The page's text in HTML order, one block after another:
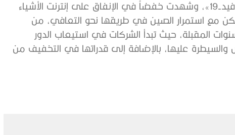
اضطرابات في سوق إنترنت الأشياء بسبب «كوفيد-19»، وشهدت خفضاً في الإنفاق على إنترنت الأشياء
الصناعات في أوائل عام 2020، ولكن مع استمرار الصين في طريقها نحو التعافي، من
المقبلة، حيث تبدأ الشركات في استيعاب الدور
والسيطرة عليها، بالإضافة إلى قدراتها في التخفيف من